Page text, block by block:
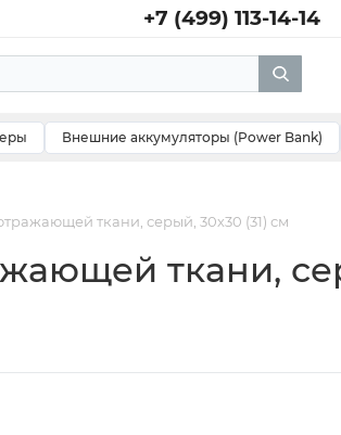
+7 (499) 113-14-14
Внешние аккумуляторы (Power Bank)
ткани, серый, 30х30 (31) см
ткани,